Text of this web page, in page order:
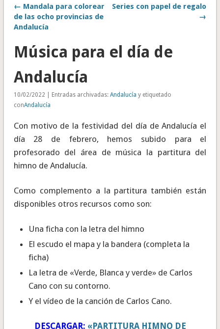
← Mandala para colorear
de las ocho provincias de
Andalucía
Series con papel de regalo
→
Música para el día de
Andalucía
10/02/2022 | Entradas archivadas: Andalucía y etiquetado
conAndalucía
Con motivo de la festividad del día de Andalucía el
día 28 de febrero, hemos subido para el
profesorado del área de música la partitura del
himno de Andalucía.
Como complemento a la partitura también están
disponibles otros recursos como son:
Una ficha con la letra del himno
El escudo el mapa y la bandera (completa la
ficha)
La letra de «Verde, Blanca y verde» de Carlos
Cano con su contorno.
Y el vídeo de la canción de Carlos Cano.
DESCARGAR: «PARTITURA HIMNO DE